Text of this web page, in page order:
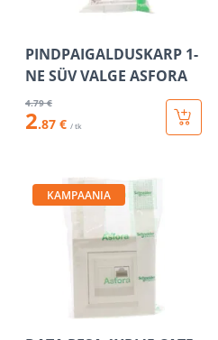
PINDPAIGALDUSKARP 1-
NE SÜV VALGE ASFORA
4.79 €
2.87 € / tk
KAMPAANIA